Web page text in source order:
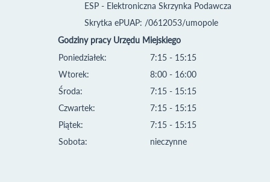
ESP - Elektroniczna Skrzynka Podawcza
Skrytka ePUAP: /0612053/umopole
Godziny pracy Urzędu Miejskiego
Poniedziałek:
Wtorek:
Środa:
Czwartek:
Piątek:
Sobota:
7:15 - 15:15
8:00 - 16:00
7:15 - 15:15
7:15 - 15:15
7:15 - 15:15
nieczynne